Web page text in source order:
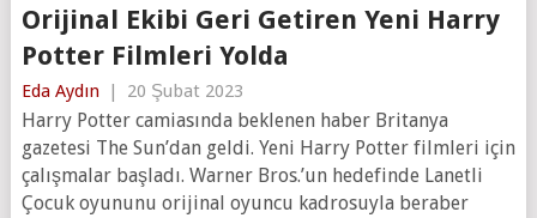
Orijinal Ekibi Geri Getiren Yeni Harry
Potter Filmleri Yolda
Eda Aydın | 20 Şubat 2023
Harry Potter camiasında beklenen haber Britanya
gazetesi The Sun’dan geldi. Yeni Harry Potter filmleri için
çalışmalar başladı. Warner Bros.’un hedefinde Lanetli
Çocuk oyununu orijinal oyuncu kadrosuyla beraber